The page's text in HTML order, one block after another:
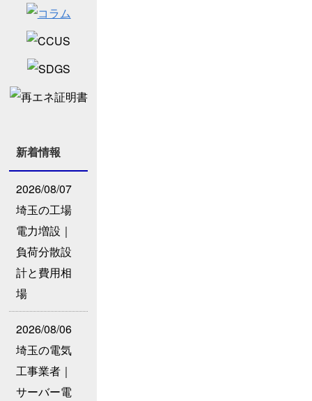
新着情報
2026/08/07
埼玉の工場
電力増設｜
負荷分散設
計と費用相
場
2026/08/06
埼玉の電気
工事業者｜
サーバー電